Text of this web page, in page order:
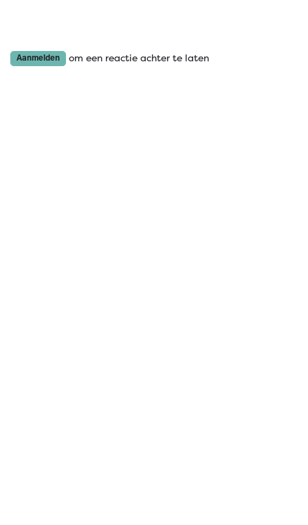
Aanmelden om een reactie achter te laten